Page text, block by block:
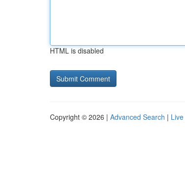
HTML is disabled
Copyright © 2026 | Advanced Search | Live